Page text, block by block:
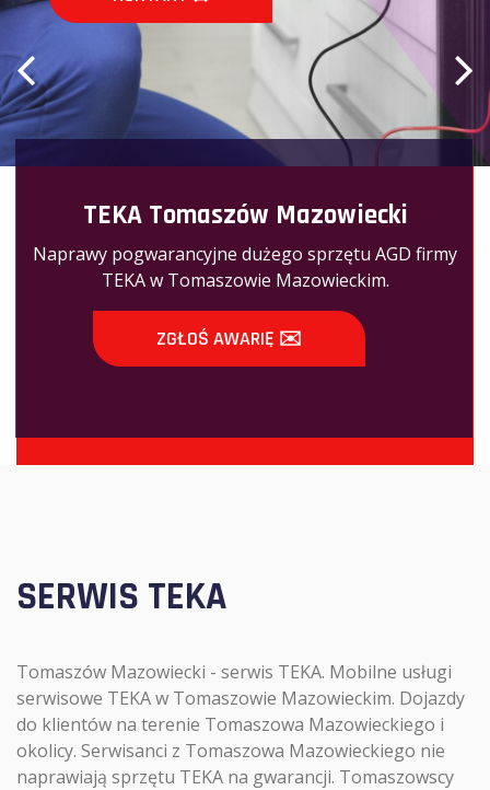
TEKA Tomaszów Mazowiecki
Naprawy pogwarancyjne dużego sprzętu AGD firmy
TEKA w Tomaszowie Mazowieckim.
ZGŁOŚ AWARIĘ ✉️
SERWIS TEKA
Tomaszów Mazowiecki - serwis TEKA. Mobilne usługi
serwisowe TEKA w Tomaszowie Mazowieckim. Dojazdy
do klientów na terenie Tomaszowa Mazowieckiego i
okolicy. Serwisanci z Tomaszowa Mazowieckiego nie
naprawiają sprzętu TEKA na gwarancji. Tomaszowscy